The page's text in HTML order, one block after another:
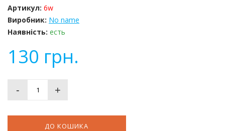
Артикул: 6w
Виробник: No name
Наявність: есть
130 грн.
- +
ДО КОШИКА